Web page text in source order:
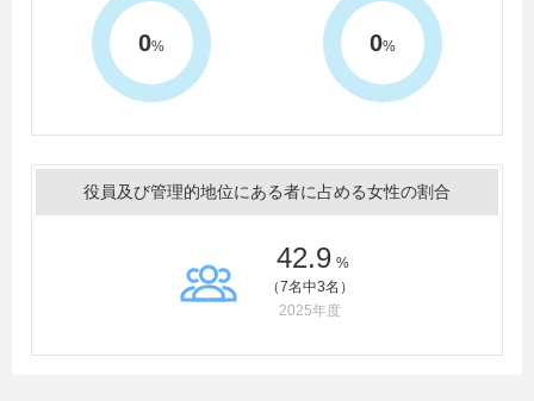
0% 0%
役員及び管理的地位にある者に占める女性の割合
42.9 %
（7名中3名）
2025年度